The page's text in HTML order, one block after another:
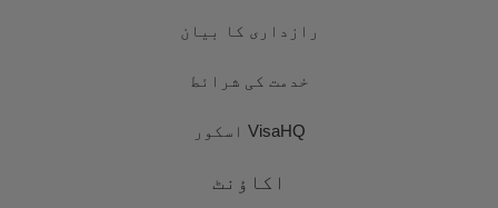
رازداری کا بیان
خدمت کی شرائط
VisaHQ اسکور
اکاؤنٹ